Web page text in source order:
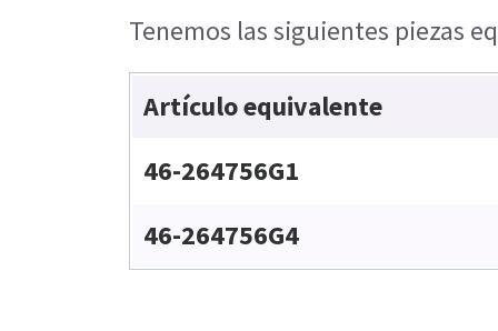
Tenemos las siguientes piezas
Artículo equivalente
46-264756G1
46-264756G4